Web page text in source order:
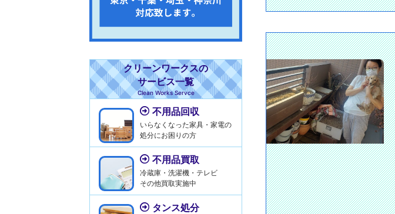
クリーンワークスの
サービス一覧
Clean Works Servce
不用品回収
いらなくなった家具・家電の
処分にお困りの方
不用品買取
冷蔵庫・洗濯機・テレビ
その他買取実施中
タンス処分